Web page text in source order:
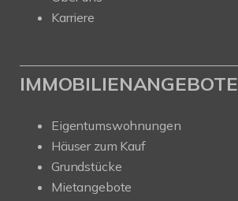
Karriere
IMMOBILIENANGEBOTE
Eigentumswohnungen
Häuser zum Kauf
Grundstücke
Mietangebote